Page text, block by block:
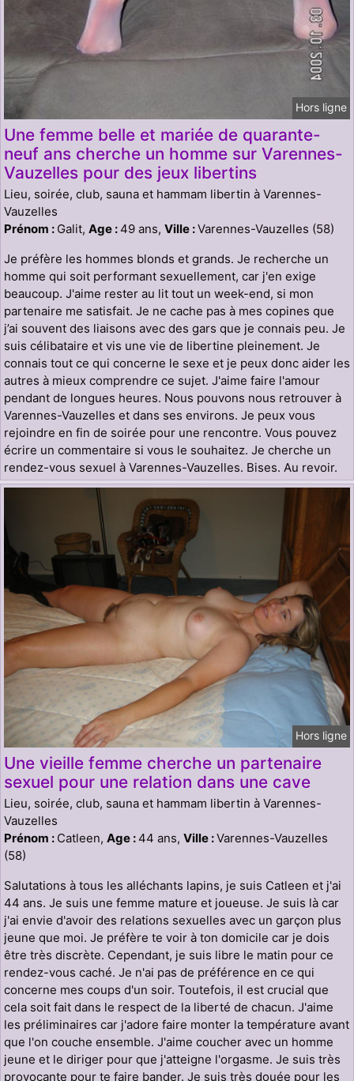
Hors ligne
Une femme belle et mariée de quarante-
neuf ans cherche un homme sur Varennes-
Vauzelles pour des jeux libertins
Lieu, soirée, club, sauna et hammam libertin à Varennes-
Vauzelles
Prénom : Galit, Age : 49 ans, Ville :Varennes-Vauzelles (58)
Je préfère les hommes blonds et grands. Je recherche un
homme qui soit performant sexuellement, car j'en exige
beaucoup. J'aime rester au lit tout un week-end, si mon
partenaire me satisfait. Je ne cache pas à mes copines que
j’ai souvent des liaisons avec des gars que je connais peu. Je
suis célibataire et vis une vie de libertine pleinement. Je
connais tout ce qui concerne le sexe et je peux donc aider les
autres à mieux comprendre ce sujet. J'aime faire l'amour
pendant de longues heures. Nous pouvons nous retrouver à
Varennes-Vauzelles et dans ses environs. Je peux vous
rejoindre en fin de soirée pour une rencontre. Vous pouvez
écrire un commentaire si vous le souhaitez. Je cherche un
rendez-vous sexuel à Varennes-Vauzelles. Bises. Au revoir.
Hors ligne
Une vieille femme cherche un partenaire
sexuel pour une relation dans une cave
Lieu, soirée, club, sauna et hammam libertin à Varennes-
Vauzelles
Prénom : Catleen, Age : 44 ans, Ville :Varennes-Vauzelles
(58)
Salutations à tous les alléchants lapins, je suis Catleen et j'ai
44 ans. Je suis une femme mature et joueuse. Je suis là car
j'ai envie d'avoir des relations sexuelles avec un garçon plus
jeune que moi. Je préfère te voir à ton domicile car je dois
être très discrète. Cependant, je suis libre le matin pour ce
rendez-vous caché. Je n'ai pas de préférence en ce qui
concerne mes coups d'un soir. Toutefois, il est crucial que
cela soit fait dans le respect de la liberté de chacun. J'aime
les préliminaires car j'adore faire monter la température avant
que l'on couche ensemble. J'aime coucher avec un homme
jeune et le diriger pour que j'atteigne l'orgasme. Je suis très
provocante pour te faire bander. Je suis très douée pour les